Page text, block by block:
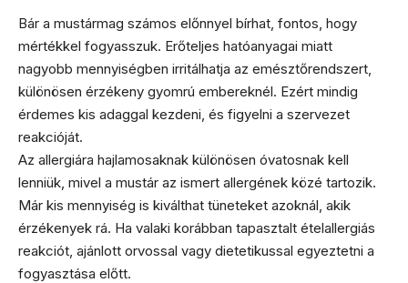
Bár a mustármag számos előnnyel bírhat, fontos, hogy
mértékkel fogyasszuk. Erőteljes hatóanyagai miatt
nagyobb mennyiségben irritálhatja az emésztőrendszert,
különösen érzékeny gyomrú embereknél. Ezért mindig
érdemes kis adaggal kezdeni, és figyelni a szervezet
reakcióját.
Az allergiára hajlamosaknak különösen óvatosnak kell
lenniük, mivel a mustár az ismert allergének közé tartozik.
Már kis mennyiség is kiválthat tüneteket azoknál, akik
érzékenyek rá. Ha valaki korábban tapasztalt ételallergiás
reakciót, ajánlott orvossal vagy dietetikussal egyeztetni a
fogyasztása előtt.